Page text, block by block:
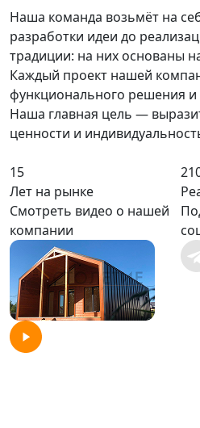
Наша команда возьмёт на
разработки идеи до
традиции: на них основаны
Каждый проект нашей
функционального решения и
Наша главная цель —
ценности и
15
Лет на рынке
Смотреть видео о нашей
компании